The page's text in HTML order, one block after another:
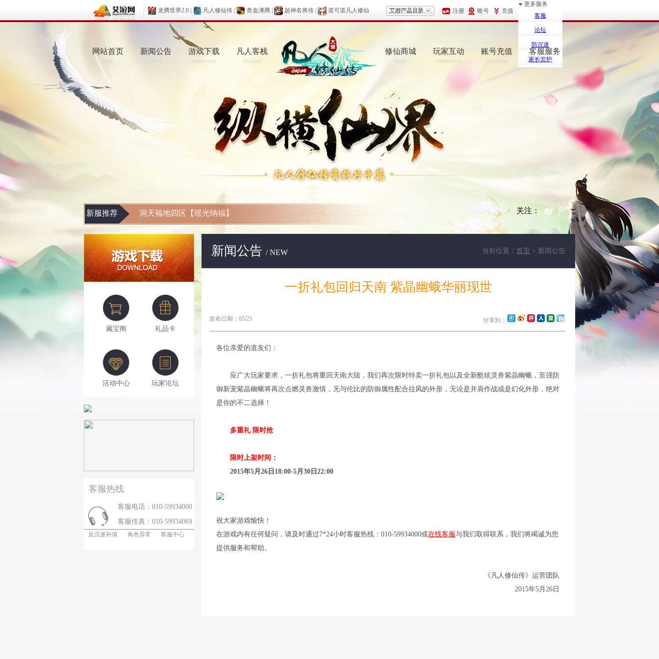
龙腾世界2.0 凡人修仙传 兽血沸腾 超神名将传 道可道凡人修仙 注册 账号 充值
更多服务
客服
论坛
防沉迷
家长监护
网站首页
HOME
新闻公告
NEWS
游戏下载
DOWNLOAD
凡人客栈
COLLEGE
修仙商城
MALL
玩家互动
COMMUNITY
账号充值
RECHARGE
客服服务
SERCIVE
新服推荐 洞天福地四区【瑶光纳福】 关注：
藏宝阁 礼品卡
活动中心 玩家论坛
客服热线
客服电话：010-59934000
客服传真：010-59934069
反沉迷补填 角色异常 客服中心
新闻公告 / NEW 当前位置： 首页 > 新闻公告
一折礼包回归天南 紫晶幽蛾华丽现世
发布日期：05/25 分享到：
各位亲爱的道友们：
应广大玩家要求，一折礼包将重回天南大陆，我们再次限时特卖一折礼包以及全新酷炫灵兽紫晶幽蛾，至强防
御新宠紫晶幽蛾将再次点燃灵兽激情，无与伦比的防御属性配合拉风的外形，无论是并肩作战或是幻化外形，绝对
是你的不二选择！
多重礼 限时抢
限时上架时间：
2015年5月26日18:00-5月30日22:00
祝大家游戏愉快！
在游戏内有任何疑问，请及时通过7*24小时客服热线：010-59934000或在线客服与我们取得联系，我们将竭诚为您
提供服务和帮助。
《凡人修仙传》运营团队
2015年5月26日